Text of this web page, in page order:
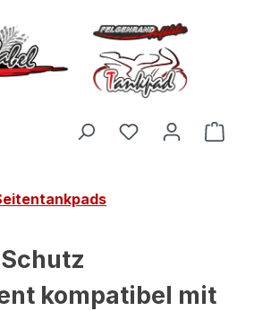
Du hast 0
kompatibel mit